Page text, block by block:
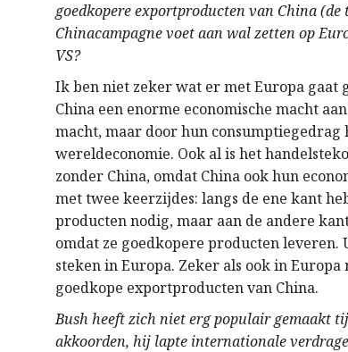
goedkopere exportproducten van China
Chinacampagne voet aan wal zetten op
VS?
Ik ben niet zeker wat er met Europa gaat
China een enorme economische macht
macht, maar door hun consumptiegedrag
wereldeconomie. Ook al is het
zonder China, omdat China ook hun
met twee keerzijdes: langs de ene kant
producten nodig, maar aan de andere
omdat ze goedkopere producten
steken in Europa. Zeker als ook in
goedkope exportproducten van China.
Bush heeft zich niet erg populair gemaakt
akkoorden, hij lapte internationale